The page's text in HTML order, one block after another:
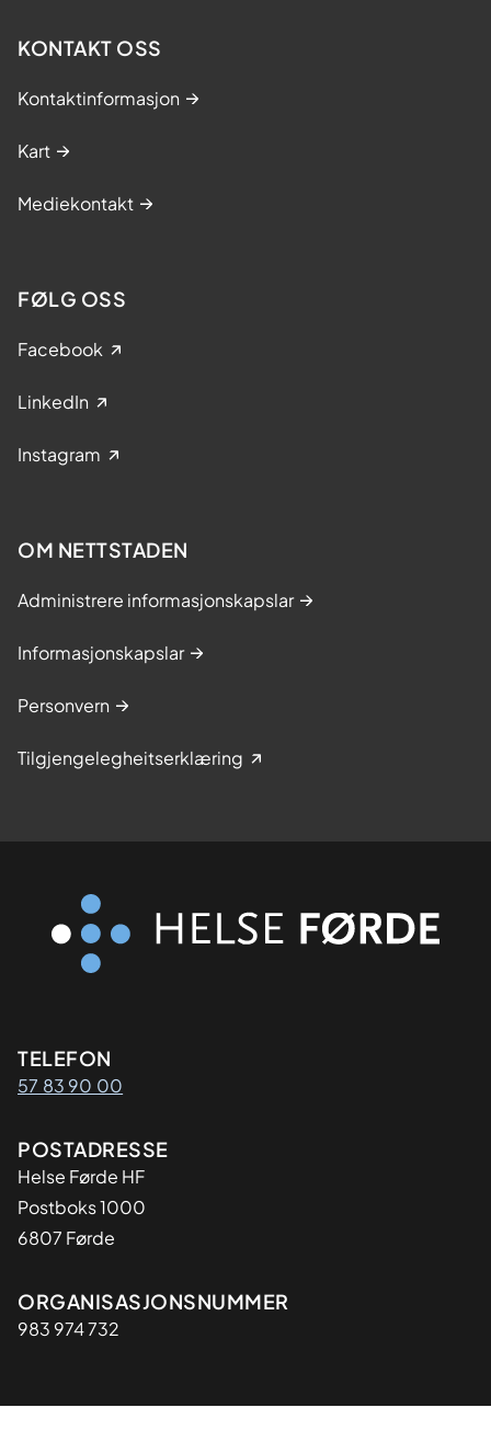
KONTAKT OSS
Kontaktinformasjon
Kart
Mediekontakt
FØLG OSS
Facebook
LinkedIn
Instagram
OM NETTSTADEN
Administrere informasjonskapslar
Informasjonskapslar
Personvern
Tilgjengelegheitserklæring
Kontaktinformasjon
TELEFON
57 83 90 00
Adresse
POSTADRESSE
Helse Førde HF
Postboks 1000
6807 Førde
Organisasjon
ORGANISASJONSNUMMER
983 974 732